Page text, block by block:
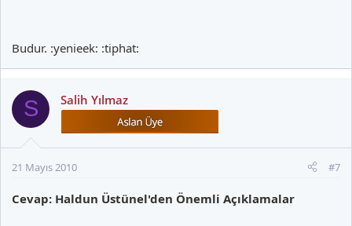
Budur. :yenieek: :tiphat:
S Salih Yılmaz
21 Mayıs 2010 #7
Cevap: Haldun Üstünel'den Önemli Açıklamalar